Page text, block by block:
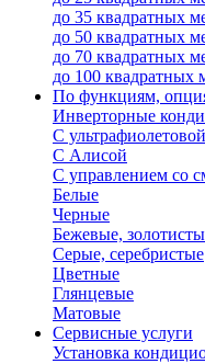
до 35 квадратных
до 50 квадратных
до 70 квадратных
до 100 квадратных
По функциям,
Инверторные
С
С Алисой
С управлением со
Белые
Черные
Бежевые,
Серые, серебристые
Цветные
Глянцевые
Матовые
Сервисные услуги
Установка